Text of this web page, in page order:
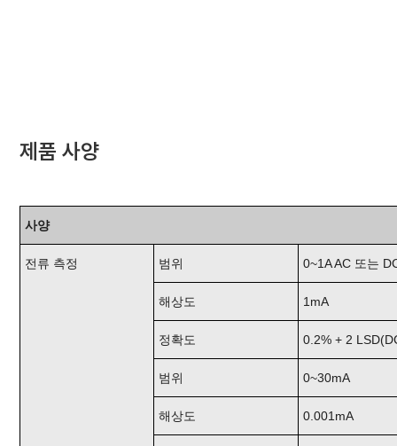
제품 사양
사양
전류 측정 범위 0~1A AC 또는
해상도 1mA
정확도 0.2% + 2
범위 0~30mA
해상도 0.001mA